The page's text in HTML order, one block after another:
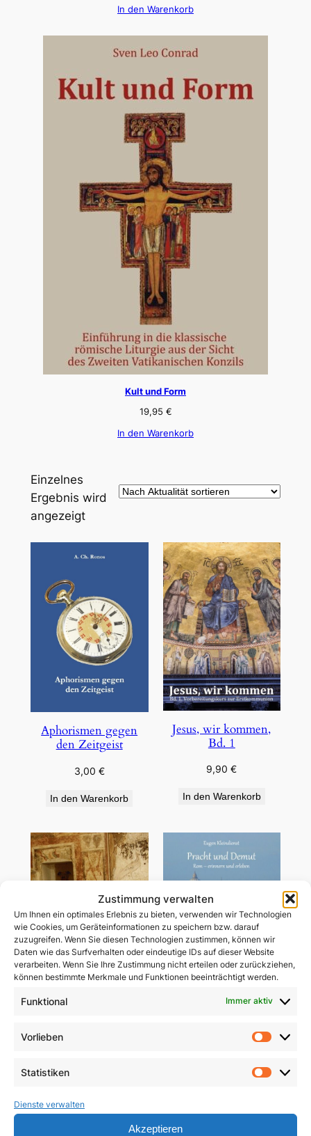
Zustimmung verwalten
Um Ihnen ein optimales Erlebnis zu bieten, verwenden wir Technologien
wie Cookies, um Geräteinformationen zu speichern bzw. darauf
zuzugreifen. Wenn Sie diesen Technologien zustimmen, können wir
Daten wie das Surfverhalten oder eindeutige IDs auf dieser Website
verarbeiten. Wenn Sie Ihre Zustimmung nicht erteilen oder zurückziehen,
können bestimmte Merkmale und Funktionen beeinträchtigt werden.
Funktional Immer aktiv
Vorlieben
Statistiken
Dienste verwalten
Akzeptieren
In den Warenkorb
Kult und Form
19,95 €
In den Warenkorb
Einzelnes
Ergebnis wird
angezeigt
Aphorismen gegen
den Zeitgeist
3,00 €
In den Warenkorb
Jesus, wir kommen,
Bd. 1
9,90€
In den Warenkorb
In den Warenkorb In den Warenkorb